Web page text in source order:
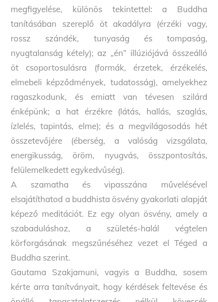
megfigyelése, különös tekintettel: a Buddha
tanításában szereplő öt akadályra (érzéki vagy,
rossz szándék, tunyaság és tompaság,
nyugtalanság kétely); az „én” illúziójává összeálló
öt csoportosulásra (formák, érzetek, érzékelés,
elmebeli képződmények, tudatosság), amelyekhez
ragaszkodunk, és emiatt van tévesen szilárd
énképünk; a hat érzékre (látás, hallás, szaglás,
ízlelés, tapintás, elme); és a megvilágosodás hét
összetevőjére (éberség, a valóság vizsgálata,
energikusság, öröm, nyugvás, összpontosítás,
felülemelkedett egykedvűség).
A szamatha és vipasszána művelésével
elsajátíthatod a buddhista ösvény gyakorlati alapját
képező meditációt. Ez egy olyan ösvény, amely a
szabaduláshoz, a születés-halál végtelen
körforgásának megszűnéséhez vezet el Téged a
Buddha szerint.
Gautama Szakjamuni, vagyis a Buddha, sosem
kérte arra tanítványait, hogy kérdések feltevése és